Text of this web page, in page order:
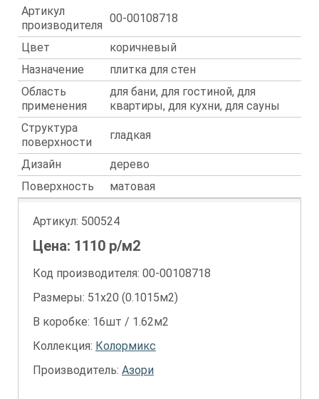
Артикул
производителя
00-00108718
Цвет
коричневый
Назначение
плитка для стен
Область
применения
для бани, для гостиной, для
квартиры, для кухни, для сауны
Структура
поверхности
гладкая
Дизайн
дерево
Поверхность
матовая
Артикул: 500524
Цена: 1110 р/м2
Код производителя: 00-00108718
Размеры: 51х20 (0.1015м2)
В коробке: 16шт / 1.62м2
Коллекция: Колормикс
Производитель: Азори